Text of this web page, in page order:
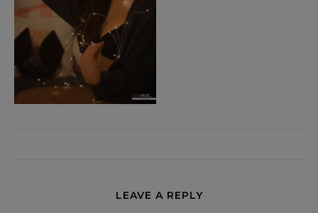
LEAVE A REPLY